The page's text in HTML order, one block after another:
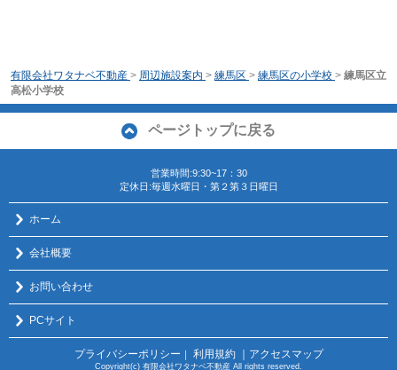
有限会社ワタナベ不動産 > 周辺施設案内 > 練馬区 > 練馬区の小学校 > 練馬区立
高松小学校
ページトップに戻る
営業時間:9:30~17：30
定休日:毎週水曜日・第２第３日曜日
ホーム
会社概要
お問い合わせ
PCサイト
プライバシーポリシー ｜ 利用規約 ｜アクセスマップ
Copyright(c) 有限会社ワタナベ不動産 All rights reserved.